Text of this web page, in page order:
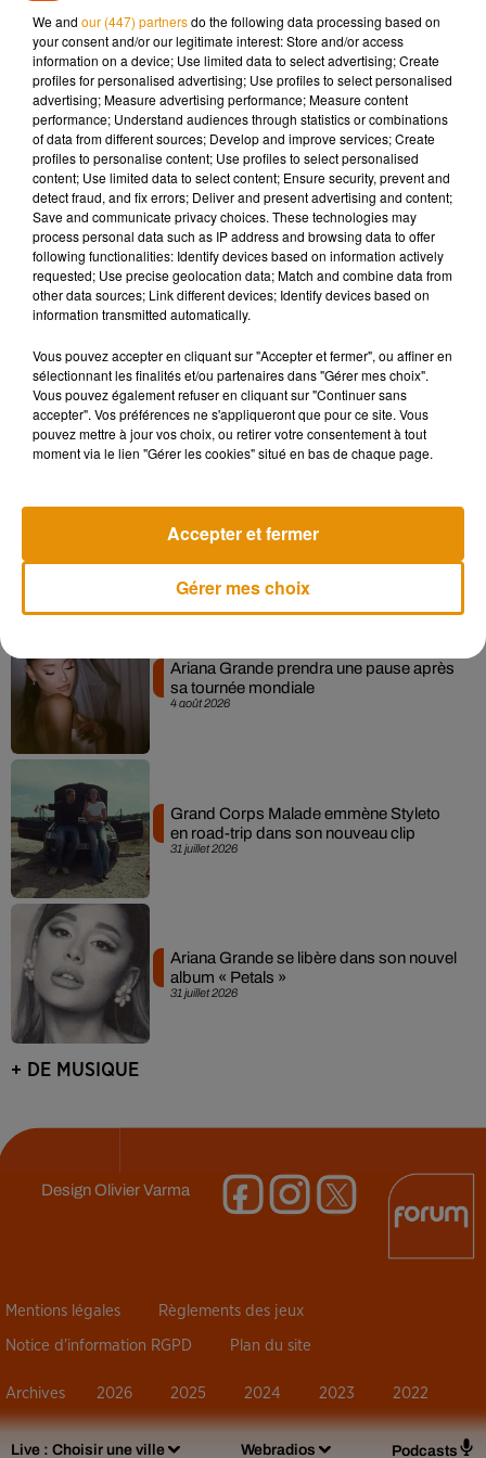
Live : Choisir une ville Webradios Podcasts
En parallèle, Médiaschool doit aussi ouvrir deux autres
formations à la rentrée prochaine à Angoulême.
Musique
5 août 2026
Après le film, bientôt une docu-série sur
le père de Michael Jackson
4 août 2026
Tiny Desk invite Charlie Puth pour une
live session solaire
Benjamin Biolay nous emmène en
festival dans son dernier clip
4 août 2026
Ariana Grande prendra une pause après
sa tournée mondiale
31 juillet 2026
Grand Corps Malade emmène Styleto
en road-trip dans son nouveau clip
31 juillet 2026
Ariana Grande se libère dans son nouvel
album « Petals »
+ DE MUSIQUE
DesignOlivier Varma
Mentions légales Règlements des jeux
Notice d’information RGPD Plan du site
Archives 2026 2025 2024 2023 2022
We and our (447) partnersdo the following data processing based on
your consent and/or our legitimate interest: Store and/or access
information on a device; Use limited data to select advertising; Create
profiles for personalised advertising; Use profiles to select personalised
advertising; Measure advertising performance; Measure content
performance; Understand audiences through statistics or combinations
of data from different sources; Develop and improve services; Create
profiles to personalise content; Use profiles to select personalised
content; Use limited data to select content; Ensure security, prevent and
detect fraud, and fix errors; Deliver and present advertising and content;
Save and communicate privacy choices. These technologies may
process personal data such as IP address and browsing data to offer
following functionalities: Identify devices based on information actively
requested; Use precise geolocation data; Match and combine data from
other data sources; Link different devices; Identify devices based on
information transmitted automatically.
Vous pouvez accepter en cliquant sur "Accepter et fermer", ou affiner en
sélectionnant les finalités et/ou partenaires dans "Gérer mes choix".
Vous pouvez également refuser en cliquant sur "Continuer sans
accepter". Vos préférences ne s'appliqueront que pour ce site. Vous
pouvez mettre à jour vos choix, ou retirer votre consentement à tout
moment via le lien "Gérer les cookies" situé en bas de chaque page.
Gérer mes choix
Accepter et fermer